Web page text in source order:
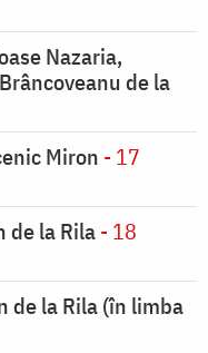
Nazaria,
de la
Miron - 17
de la Rila- 18
de la Rila (în limba